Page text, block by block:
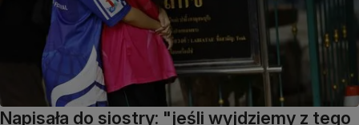
Napisała do siostry: "jeśli wyjdziemy z tego